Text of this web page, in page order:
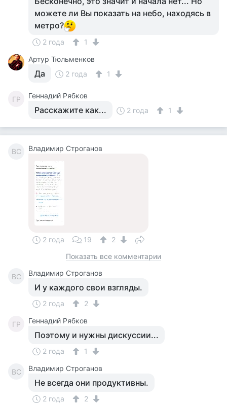
можете ли Вы показать на небо, находясь в
метро?
2 года
1
Артур Тюльменков
Да 2 года 1
ГР Геннадий Рябков
Расскажите как... 2 года 1
ВС Владимир Строганов
2 года 19
2
Показать все комментарии
ВС Владимир Строганов
И у каждого свои взгляды.
2 года 2
ГР Геннадий Рябков
Поэтому и нужны дискуссии...
2 года 1
ВС Владимир Строганов
Не всегда они продуктивны.
2 года 2